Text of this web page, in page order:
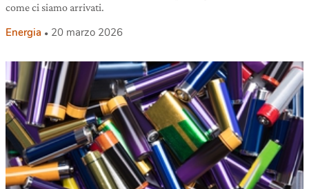
come ci siamo arrivati.
Energia 20 marzo 2026